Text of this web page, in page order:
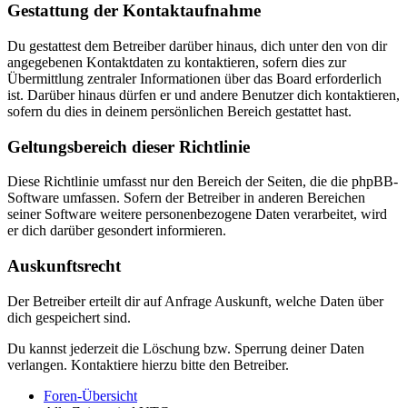
Gestattung der Kontaktaufnahme
Du gestattest dem Betreiber darüber hinaus, dich unter den von dir
angegebenen Kontaktdaten zu kontaktieren, sofern dies zur
Übermittlung zentraler Informationen über das Board erforderlich
ist. Darüber hinaus dürfen er und andere Benutzer dich kontaktieren,
sofern du dies in deinem persönlichen Bereich gestattet hast.
Geltungsbereich dieser Richtlinie
Diese Richtlinie umfasst nur den Bereich der Seiten, die die phpBB-
Software umfassen. Sofern der Betreiber in anderen Bereichen
seiner Software weitere personenbezogene Daten verarbeitet, wird
er dich darüber gesondert informieren.
Auskunftsrecht
Der Betreiber erteilt dir auf Anfrage Auskunft, welche Daten über
dich gespeichert sind.
Du kannst jederzeit die Löschung bzw. Sperrung deiner Daten
verlangen. Kontaktiere hierzu bitte den Betreiber.
Foren-Übersicht